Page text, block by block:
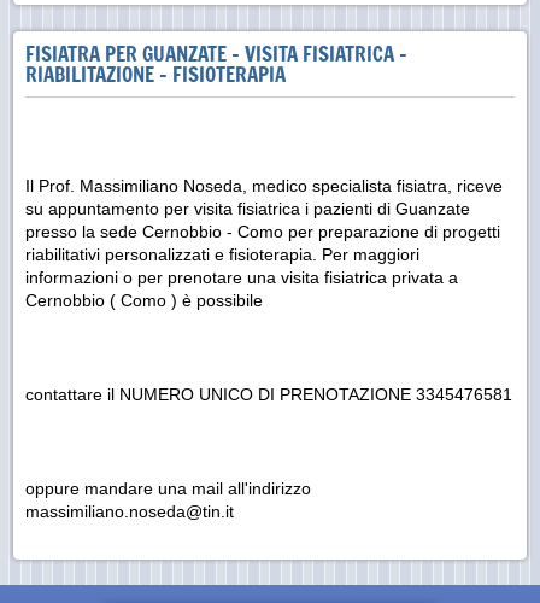
FISIATRA PER GUANZATE - VISITA FISIATRICA -
RIABILITAZIONE - FISIOTERAPIA
Il Prof. Massimiliano Noseda, medico specialista fisiatra, riceve
su appuntamento per visita fisiatrica i pazienti di Guanzate
presso la sede Cernobbio - Como per preparazione di progetti
riabilitativi personalizzati e fisioterapia. Per maggiori
informazioni o per prenotare una visita fisiatrica privata a
Cernobbio ( Como ) è possibile
contattare il NUMERO UNICO DI PRENOTAZIONE 3345476581
oppure mandare una mail all'indirizzo
massimiliano.noseda@tin.it